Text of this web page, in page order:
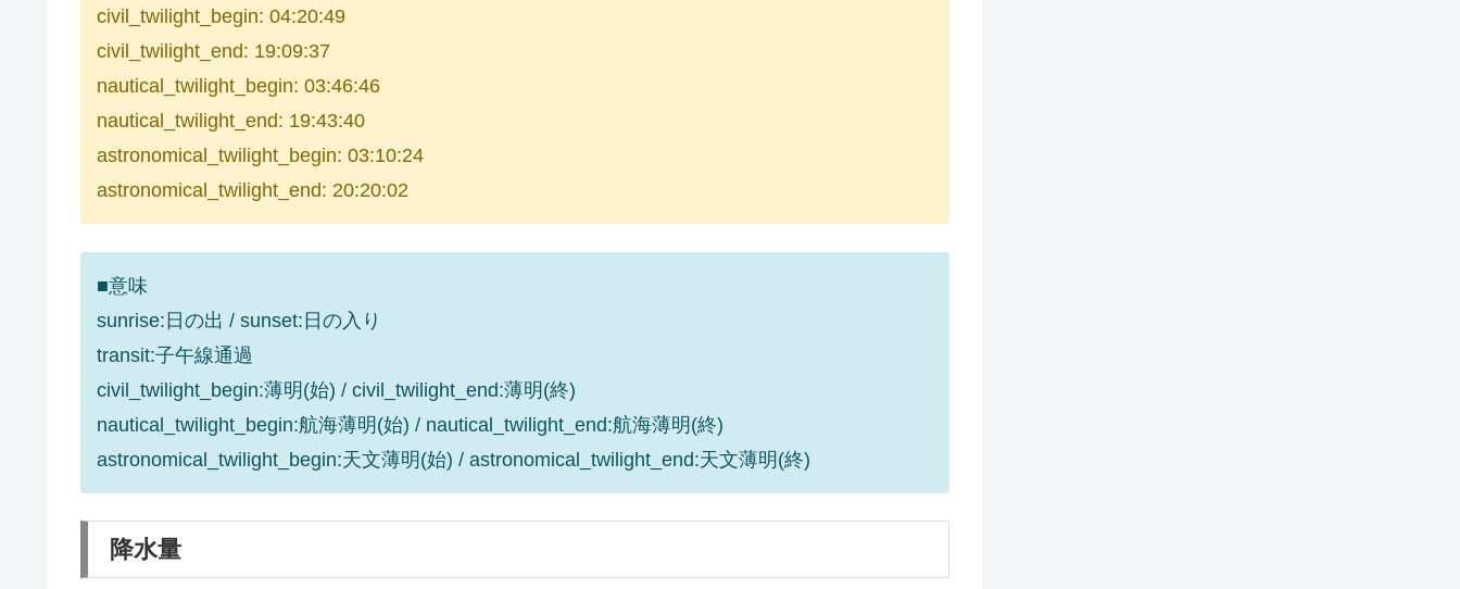
civil_twilight_begin: 04:20:49
civil_twilight_end: 19:09:37
nautical_twilight_begin: 03:46:46
nautical_twilight_end: 19:43:40
astronomical_twilight_begin: 03:10:24
astronomical_twilight_end: 20:20:02
■意味
sunrise:日の出 / sunset:日の入り
transit:子午線通過
civil_twilight_begin:薄明(始) / civil_twilight_end:薄明(終)
nautical_twilight_begin:航海薄明(始) / nautical_twilight_end:航海薄明(終)
astronomical_twilight_begin:天文薄明(始) / astronomical_twilight_end:天文薄明(終)
降水量